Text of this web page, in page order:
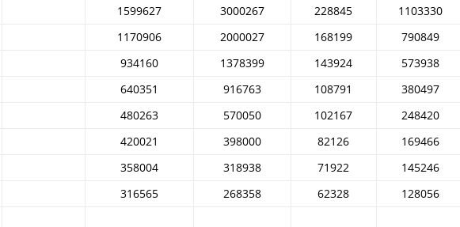
1599627 3000267 228845 1103330
1170906 2000027 168199 790849
934160 1378399 143924 573938
640351 916763 108791 380497
480263 570050 102167 248420
420021 398000 82126 169466
358004 318938 71922 145246
316565 268358 62328 128056